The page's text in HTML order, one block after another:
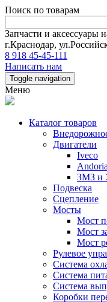
Поиск по товарам
Запчасти и аксессуары
г.Краснодар,
8 918 45-45-111
Написать нам
Toggle navigation
Меню
Каталог товаров
Двигатели
Iveco
Andoria
ЗМЗ и
Подвеска
Сцепление
Мосты
Мост
Мост
Мост
Рулевое
Система
Система
Система
Коробки